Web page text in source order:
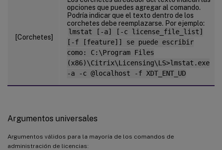
[Corchetes]
opciones que puedes agregar al comando.
Podría indicar que el texto dentro de los
corchetes debe reemplazarse. Por ejemplo:
lmstat [-a] [-c license_file_list]
[-f [feature]] se puede escribir
como: C:\Program Files
(x86)\Citrix\Licensing\LS>lmstat.exe
-a -c @localhost -f XDT_ENT_UD
Argumentos universales
Argumentos válidos para la mayoría de los comandos de
administración de licencias: